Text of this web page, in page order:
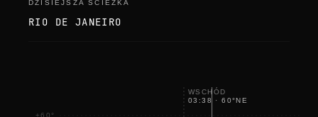
DZISIEJSZA ŚCIEŻKA
RIO DE JANEIRO
+60°
WSCHÓD
03:38 · 60°NE